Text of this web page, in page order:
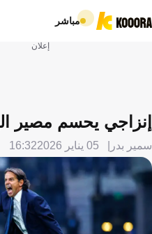
مباشر
إعلان
إنزاجي يحسم مصير
سمير بدر 05 يناير 2026 16:32